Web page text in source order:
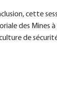
cette
des Mines
de